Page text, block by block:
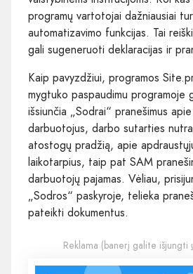
programų vartotojai dažniausiai
automatizavimo funkcijas. Tai
gali sugeneruoti deklaracijas ir
Kaip pavyzdžiui, programos
mygtuko paspaudimu programoje
išsiunčia „Sodrai“ pranešimus
darbuotojus, darbo sutarties
atostogų pradžią, apie
laikotarpius, taip pat SAM
darbuotojų pajamas. Vėliau,
„Sodros“ paskyroje, telieka
pateikti dokumentus.
Reklama (banerį galite išjungti